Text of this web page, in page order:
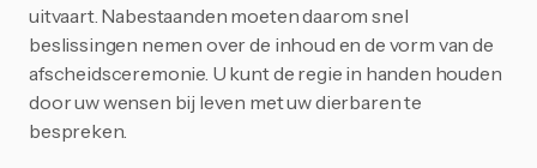
uitvaart. Nabestaanden moeten daarom snel
beslissingen nemen over de inhoud en de vorm van de
afscheidsceremonie. U kunt de regie in handen houden
door uw wensen bij leven met uw dierbaren te
bespreken.